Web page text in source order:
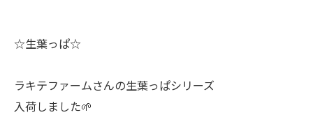
☆生葉っぱ☆
ラキテファームさんの生葉っぱシリーズ
入荷しました🌱